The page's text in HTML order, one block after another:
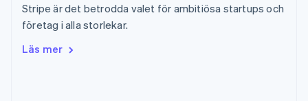
Stripe är det betrodda valet för ambitiösa startups och
företag i alla storlekar.
Läs mer
Thailand
ไทยEnglish
English